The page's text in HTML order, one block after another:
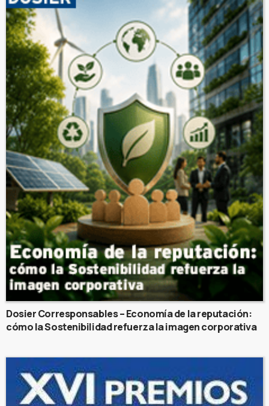
Dosier Corresponsables – Economía de la reputación:
cómo la Sostenibilidad refuerza la imagen corporativa